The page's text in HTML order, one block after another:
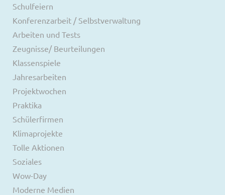
Schulfeiern
Konferenzarbeit / Selbstverwaltung
Arbeiten und Tests
Zeugnisse/ Beurteilungen
Klassenspiele
Jahresarbeiten
Projektwochen
Praktika
Schülerfirmen
Klimaprojekte
Tolle Aktionen
Soziales
Wow-Day
Moderne Medien